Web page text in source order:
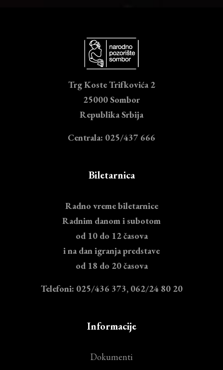
Trg Koste Trifkovića 2
25000 Sombor
Republika Srbija
Centrala: 025/437 666
Biletarnica
Radno vreme biletarnice
Radnim danom i subotom
od 10 do 12 časova
i na dan igranja predstave
od 18 do 20 časova
Telefoni: 025/436 373, 062/24 80 20
Informacije
Dokumenti